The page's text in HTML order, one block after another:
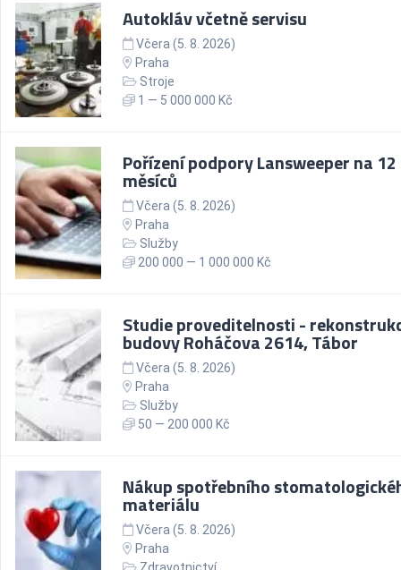
Autokláv včetně servisu
Včera (5. 8. 2026)
Praha
Stroje
1 — 5 000 000 Kč
Pořízení podpory Lansweeper na 12
měsíců
Včera (5. 8. 2026)
Praha
Služby
200 000 — 1 000 000 Kč
Studie proveditelnosti -
budovy Roháčova 2614, Tábor
Včera (5. 8. 2026)
Praha
Služby
50 — 200 000 Kč
Nákup spotřebního
materiálu
Včera (5. 8. 2026)
Praha